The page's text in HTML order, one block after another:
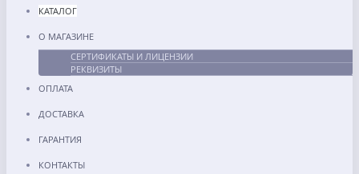
КАТАЛОГ
О МАГАЗИНЕ
СЕРТИФИКАТЫ И ЛИЦЕНЗИИ
РЕКВИЗИТЫ
ОПЛАТА
ДОСТАВКА
ГАРАНТИЯ
КОНТАКТЫ